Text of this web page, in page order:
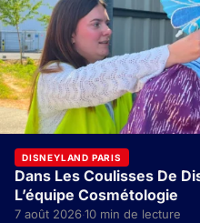
DISNEYLAND PARIS
Dans Les Coulisses De
L’équipe Cosmétologie
7 août 2026·10 min de lecture